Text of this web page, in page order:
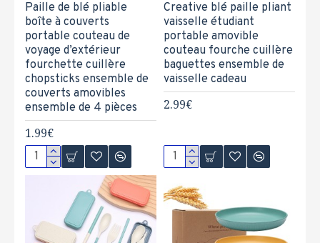
Paille de blé pliable
boîte à couverts
portable couteau de
voyage d’extérieur
fourchette cuillère
chopsticks ensemble de
couverts amovibles
ensemble de 4 pièces
1.99€
Creative blé paille pliant
vaisselle étudiant
portable amovible
couteau fourche cuillère
baguettes ensemble de
vaisselle cadeau
2.99€